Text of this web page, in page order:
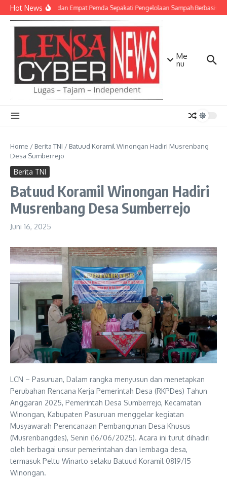
Lewati ke konten
Hot NewsTNI AD dan Empat Pemda Sepakati Pengelolaan Sampah Berbasis
Me
nu
Home / Berita TNI / Batuud Koramil Winongan Hadiri Musrenbang
Desa Sumberrejo
Berita TNI
Batuud Koramil Winongan Hadiri
Musrenbang Desa Sumberrejo
Juni 16, 2025
LCN – Pasuruan, Dalam rangka menyusun dan menetapkan
Perubahan Rencana Kerja Pemerintah Desa (RKPDes) Tahun
Anggaran 2025, Pemerintah Desa Sumberrejo, Kecamatan
Winongan, Kabupaten Pasuruan menggelar kegiatan
Musyawarah Perencanaan Pembangunan Desa Khusus
(Musrenbangdes), Senin (16/06/2025). Acara ini turut dihadiri
oleh berbagai unsur pemerintahan dan lembaga desa,
termasuk Peltu Winarto selaku Batuud Koramil 0819/15
Winongan.